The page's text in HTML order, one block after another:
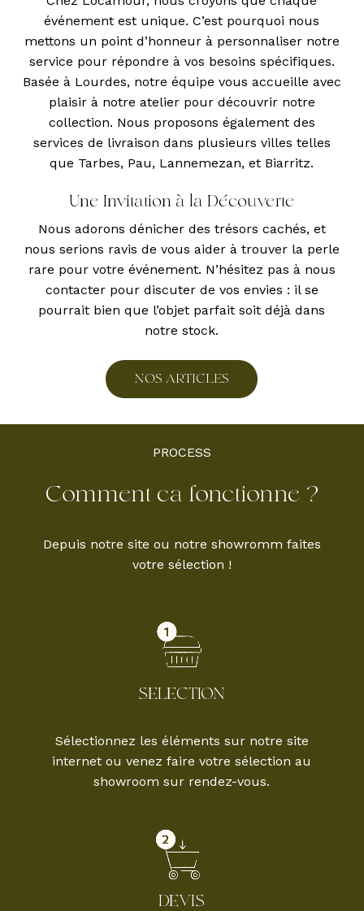
événement est unique. C’est pourquoi nous
mettons un point d’honneur à personnaliser notre
service pour répondre à vos besoins spécifiques.
Basée à Lourdes, notre équipe vous accueille avec
plaisir à notre atelier pour découvrir notre
collection. Nous proposons également des
services de livraison dans plusieurs villes telles
que Tarbes, Pau, Lannemezan, et Biarritz.
Une Invitation à la Découverte
Nous adorons dénicher des trésors cachés, et
nous serions ravis de vous aider à trouver la perle
rare pour votre événement. N’hésitez pas à nous
contacter pour discuter de vos envies : il se
pourrait bien que l’objet parfait soit déjà dans
notre stock.
NOS ARTICLES
PROCESS
Comment ca fonctionne ?
Depuis notre site ou notre showromm faites
votre sélection !
SELECTION
Sélectionnez les éléments sur notre site
internet ou venez faire votre sélection au
showroom sur rendez-vous.
DEVIS